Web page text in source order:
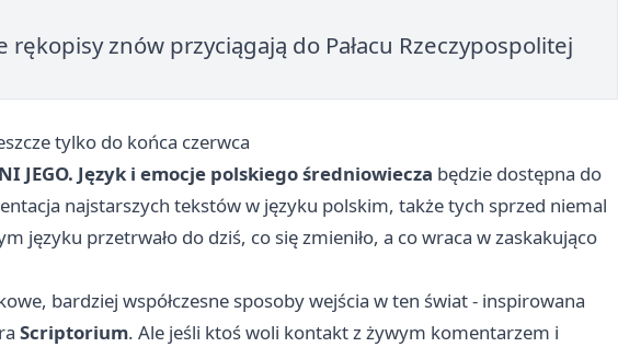
rękopisy znów przyciągają do Pałacu Rzeczypospolitej
tylko do końca czerwca
JEGO. Język i emocje polskiego średniowiecza będzie dostępna do
najstarszych tekstów w języku polskim, także tych sprzed niemal
języku przetrwało do dziś, co się zmieniło, a co wraca w zaskakująco
bardziej współczesne sposoby wejścia w ten świat - inspirowana
Scriptorium. Ale jeśli ktoś woli kontakt z żywym komentarzem i